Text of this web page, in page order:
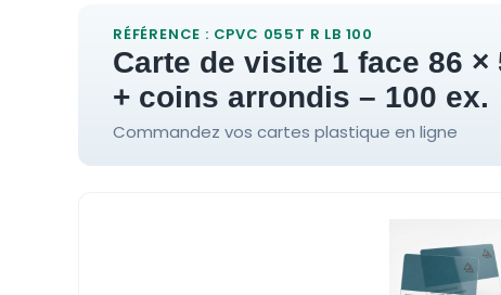
RÉFÉRENCE : CPVC 055T R LB 100
carte de visite 1 face 86 × 54 mm polyester transparent 0,55 mm + blanc de soutien
+ coins arrondis – 100 ex.
Commandez vos cartes plastique en ligne